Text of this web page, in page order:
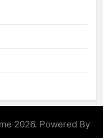
2026. Powered By